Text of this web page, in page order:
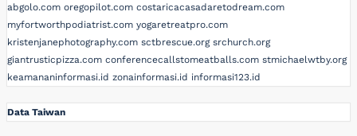
abgolo.com oregopilot.com costaricacasadaretodream.com
myfortworthpodiatrist.com yogaretreatpro.com
kristenjanephotography.com sctbrescue.org srchurch.org
giantrusticpizza.com conferencecallstomeatballs.com stmichaelwtby.org
keamananinformasi.id zonainformasi.id informasi123.id
Data Taiwan